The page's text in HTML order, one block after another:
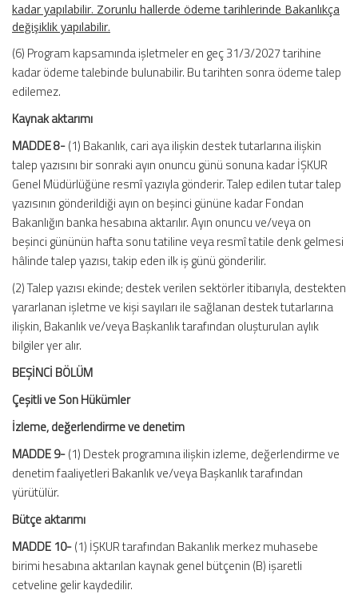
kadar yapılabilir. Zorunlu hallerde ödeme tarihlerinde Bakanlıkça
değişiklik yapılabilir.
(6) Program kapsamında işletmeler en geç 31/3/2027 tarihine
kadar ödeme talebinde bulunabilir. Bu tarihten sonra ödeme talep
edilemez.
Kaynak aktarımı
MADDE 8-(1) Bakanlık, cari aya ilişkin destek tutarlarına ilişkin
talep yazısını bir sonraki ayın onuncu günü sonuna kadar İŞKUR
Genel Müdürlüğüne resmî yazıyla gönderir. Talep edilen tutar talep
yazısının gönderildiği ayın on beşinci gününe kadar Fondan
Bakanlığın banka hesabına aktarılır. Ayın onuncu ve/veya on
beşinci gününün hafta sonu tatiline veya resmî tatile denk gelmesi
hâlinde talep yazısı, takip eden ilk iş günü gönderilir.
(2) Talep yazısı ekinde; destek verilen sektörler itibarıyla, destekten
yararlanan işletme ve kişi sayıları ile sağlanan destek tutarlarına
ilişkin, Bakanlık ve/veya Başkanlık tarafından oluşturulan aylık
bilgiler yer alır.
BEŞİNCİ BÖLÜM
Çeşitli ve Son Hükümler
İzleme, değerlendirme ve denetim
MADDE 9-(1) Destek programına ilişkin izleme, değerlendirme ve
denetim faaliyetleri Bakanlık ve/veya Başkanlık tarafından
yürütülür.
Bütçe aktarımı
MADDE 10-(1) İŞKUR tarafından Bakanlık merkez muhasebe
birimi hesabına aktarılan kaynak genel bütçenin (B) işaretli
cetveline gelir kaydedilir.